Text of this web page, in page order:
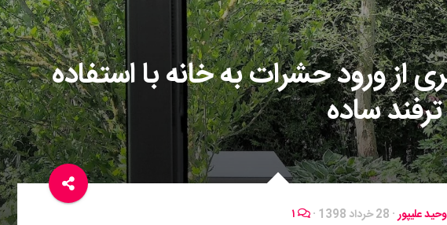
از ورود حشرات به خانه با استفاده
ساده
وحید علیپور· 28 خرداد 1398 ·